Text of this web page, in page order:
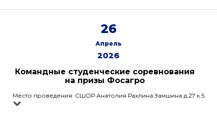
26
Апрель
2026
Командные студенческие соревнования
на призы Фосагро
Место проведения: СШОР Анатолия Рахлина Замшина д.27 к.5